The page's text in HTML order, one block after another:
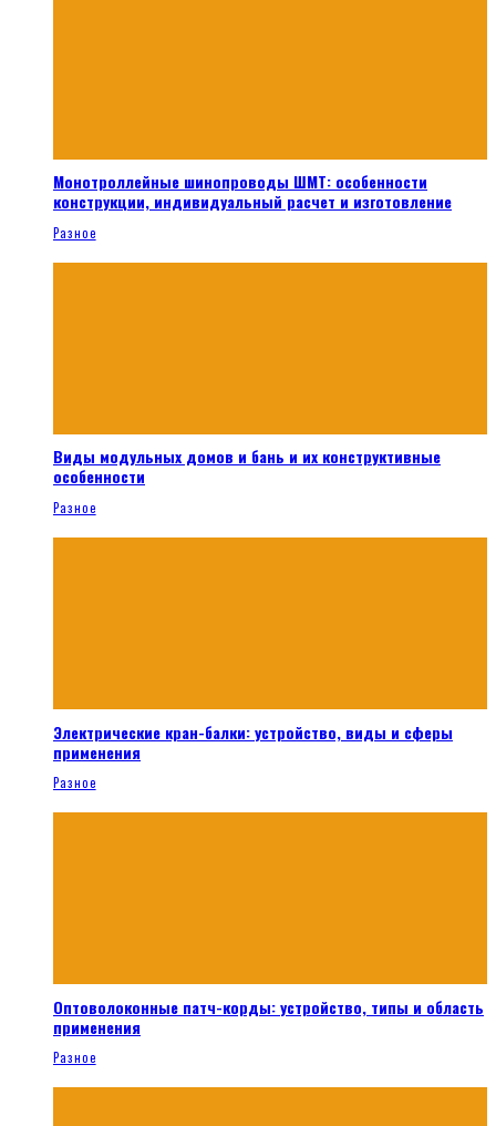
Монотроллейные шинопроводы ШМТ: особенности
конструкции, индивидуальный расчет и изготовление
Разное
Виды модульных домов и бань и их конструктивные
особенности
Разное
Электрические кран-балки: устройство, виды и сферы
применения
Разное
Оптоволоконные патч-корды: устройство, типы и область
применения
Разное